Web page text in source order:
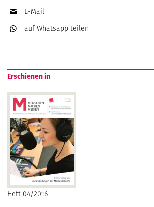
E-Mail
auf Whatsapp teilen
Erschienen in
Heft 04/2016